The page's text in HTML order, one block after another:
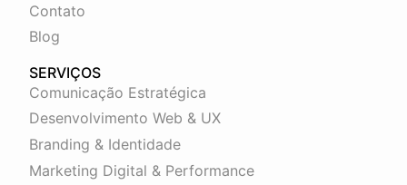
Contato
Blog
SERVIÇOS
Comunicação Estratégica
Desenvolvimento Web & UX
Branding & Identidade
Marketing Digital & Performance